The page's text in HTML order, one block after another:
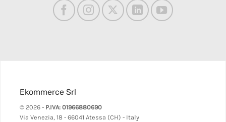
Ekommerce Srl
© 2026 - P.IVA: 01966880690
Via Venezia, 18 - 66041 Atessa (CH) - Italy